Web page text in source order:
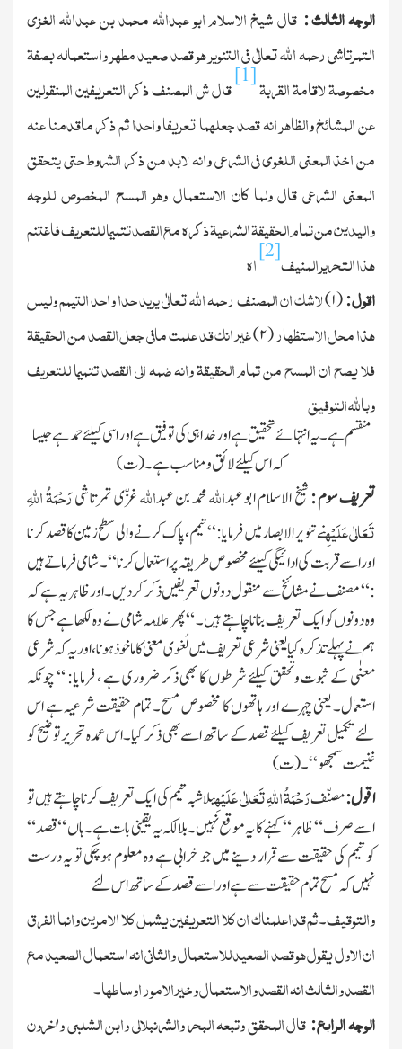
الوجہ الثالث: قال شیخ الاسلام ابو عبدالله محمد بن عبدالله الغزی
التمرتاشی رحمہ الله تعالٰی فی التنویر ھو قصد صعید مطھر واستعمالہ بصفۃ
مخصوصۃ لاقامۃ القربۃ[1]قال ش المصنف ذکر التعریفین المنقولین
عن المشائخ والظاھر انہ قصد جعلھما تعریفا واحدا ثم ذکر ماقدمنا عنہ
من اخذ المعنی اللغوی فی الشرعی وانہ لابد من ذکر الشروط حتی یتحقق
المعنی الشرعی قال ولما کان الاستعمال وھو المسح المخصوص للوجہ
والیدین من تمام الحقیقۃ الشرعیۃ ذکرہ مع القصد تتمیما للتعریف فاغتنم
ھذا التحریر المنیف[2]اھ
اقول:
(۱)لاشك ان المصنف رحمہ الله تعالٰی یرید حدا واحد التیمم ولیس
ھذا محل الاستظھار(۲)غیر انك قد علمت مافی جعل القصد من الحقیقۃ
فلا یصح ان المسح من تمام الحقیقۃ وانہ ضمہ الی القصد تتمیما للتعریف
وبالله التوفیق
منقسم ہے۔ یہ انتہائے تحقیق ہے اور خدا ہی کی توفیق ہے اور اسی کیلئے حمد ہے جیسا
کہ اس کیلئے لائق ومناسب ہے۔ (ت)
تعریف سوم :شیخ الاسلام ابو عبداللهمحمد بن عبداللهغزّی تمرتاشیرَحْمَۃُ اللہِ
تَعَالٰی عَلَیْہِنے تنویر الابصار میں فرمایا : “ تیمم ، پاك کرنے والی سطح زمین کا قصد کرنا
اور اسے قربت کی ادائیگی کیلئے مخصوص طریقہ پر استعمال کرنا “ ۔ شامی فرماتے ہیں
: “ مصنف نے مشائخ سے منقول دونوں تعریفیں ذکر کردیں۔ اور ظاہر یہ ہے کہ
وہ دونوں کو ایك تعریف بنانا چاہتے ہیں۔ “ پھر علّامہ شامی نے وہ لکھا ہے جس کا
ہم نے پہلے تذکرہ کیا یعنی شرعی تعریف میں لُغوی معنی کا ماخوذ ہونا ، اور یہ کہ شرعی
معنٰی کے ثبوت وتحقق کیلئے شرطوں کا بھی ذکر ضروری ہے ، فرمایا : “ چونکہ
استعمال۔ یعنی چہرے اور ہاتھوں کا مخصوص مسح۔ تمام حقیقت شرعیہ ہے اس
لئے تکمیل تعریف کیلئے قصد کے ساتھ اسے بھی ذکر کیا۔ اس عمدہ تحریر توضیح کو
غنیمت سمجھو “ ۔ (ت)
اقول :مصنّفرَحْمَۃُ اللہِ تَعَالٰی عَلَیْہِبلاشبہ تیمم کی ایك تعریف کرنا چاہتے ہیں تو
اسے صرف “ ظاہر “ کہنے کا یہ موقع نہیں۔ بلالکہ یہ یقینی بات ہے۔ ہاں “ قصد “
کو تیمم کی حقیقت سے قرار دینے میں جو خرابی ہے وہ معلوم ہوچکی تو یہ درست
نہیں کہ مسح تمام حقیقت سے ہے اور اسے قصد کے ساتھ اس لئے
والتوقیف۔ثم قداعلمناك ان کلا التعریفین یشمل کلا الامرین وانما الفرق
ان الاول یقول ھو قصد الصعید للاستعمال والثانی انہ استعمال الصعید مع
القصد والثالث انہ القصد والاستعمال وخیر الامور اوساطھا۔
الوجہ الرابع: قال المحقق وتبعہ البحر والشرنبلالی وابن الشلبی واٰخرون